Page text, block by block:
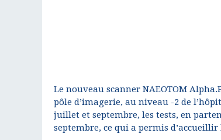
Le nouveau scanner NAEOTOM
pôle d’imagerie, au niveau -2 de
juillet et septembre, les tests, en
septembre, ce qui a permis